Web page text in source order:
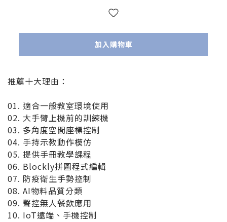
加入購物車
推薦十大理由：
01. 適合一般教室環境使用
02. 大手臂上機前的訓練機
03. 多角度空間座標控制
04. 手持示教動作模仿
05. 提供手冊教學課程
06. Blockly拼圖程式編輯
07. 防疫衛生手勢控制
08. AI物料品質分類
09. 聲控無人餐飲應用
10. IoT遠端、手機控制